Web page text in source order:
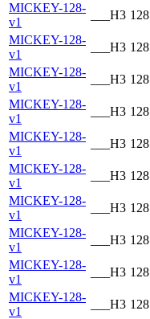
MICKEY-128-
v1
___H3 128
MICKEY-128-
v1
___H3 128
MICKEY-128-
v1
___H3 128
MICKEY-128-
v1
___H3 128
MICKEY-128-
v1
___H3 128
MICKEY-128-
v1
___H3 128
MICKEY-128-
v1
___H3 128
MICKEY-128-
v1
___H3 128
MICKEY-128-
v1
___H3 128
MICKEY-128-
v1
___H3 128